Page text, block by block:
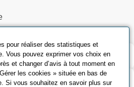
pour réaliser des statistiques et
Vous pouvez exprimer vos choix en
et changer d’avis à tout moment en
les cookies » située en bas de
Si vous souhaitez en savoir plus sur